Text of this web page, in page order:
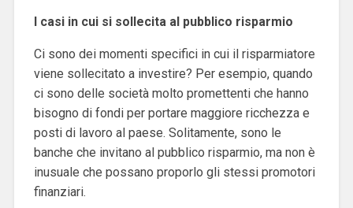
I casi in cui si sollecita al pubblico risparmio
Ci sono dei momenti specifici in cui il risparmiatore
viene sollecitato a investire? Per esempio, quando
ci sono delle società molto promettenti che hanno
bisogno di fondi per portare maggiore ricchezza e
posti di lavoro al paese. Solitamente, sono le
banche che invitano al pubblico risparmio, ma non è
inusuale che possano proporlo gli stessi promotori
finanziari.